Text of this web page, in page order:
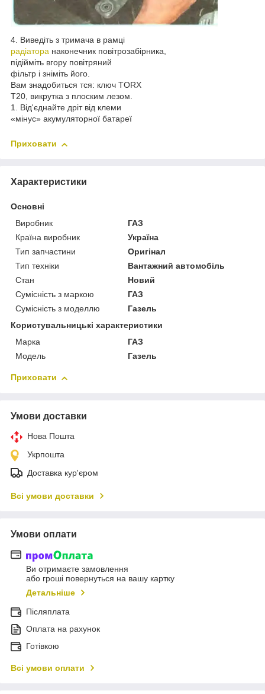
4. Виведіть з тримача в рамці
радіатора наконечник повітрозабірника,
підійміть вгору повітряний
фільтр і зніміть його.
Вам знадобиться тся: ключ TORX
Т20, викрутка з плоским лезом.
1. Від'єднайте дріт від клеми
«мінус» акумуляторної батареї
Приховати
Характеристики
Основні
Виробник
ГАЗ
Країна виробник
Україна
Тип запчастини
Оригінал
Тип техніки
Вантажний автомобіль
Стан
Новий
Сумісність з маркою
ГАЗ
Сумісність з моделлю
Газель
Користувальницькі характеристики
Марка
ГАЗ
Модель
Газель
Приховати
Умови доставки
Нова Пошта
Укрпошта
Доставка кур'єром
Всі умови доставки
Умови оплати
Ви отримаєте замовлення
або гроші повернуться на вашу картку
Детальніше
Післяплата
Оплата на рахунок
Готівкою
Всі умови оплати